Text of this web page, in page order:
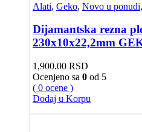
Alati, Geko, Novo u ponudi,
Dijamantska rezna
230x10x22,2mm
1,900.00 RSD
Ocenjeno sa 0 od 5
( 0 ocene )
Dodaj u Korpu